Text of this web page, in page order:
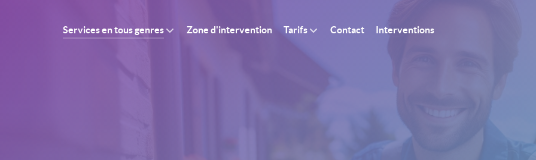
Services en tous genres Zone d'intervention Tarifs Contact Interventions